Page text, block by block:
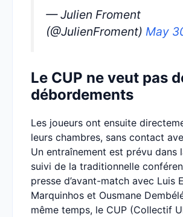
— Julien Froment
(@JulienFroment) May
Le CUP ne veut pas
débordements
Les joueurs ont ensuite
leurs chambres, sans contact
Un entraînement est prévu dans
suivi de la traditionnelle
presse d’avant-match avec Luis
Marquinhos et Ousmane
même temps, le CUP (Collectif